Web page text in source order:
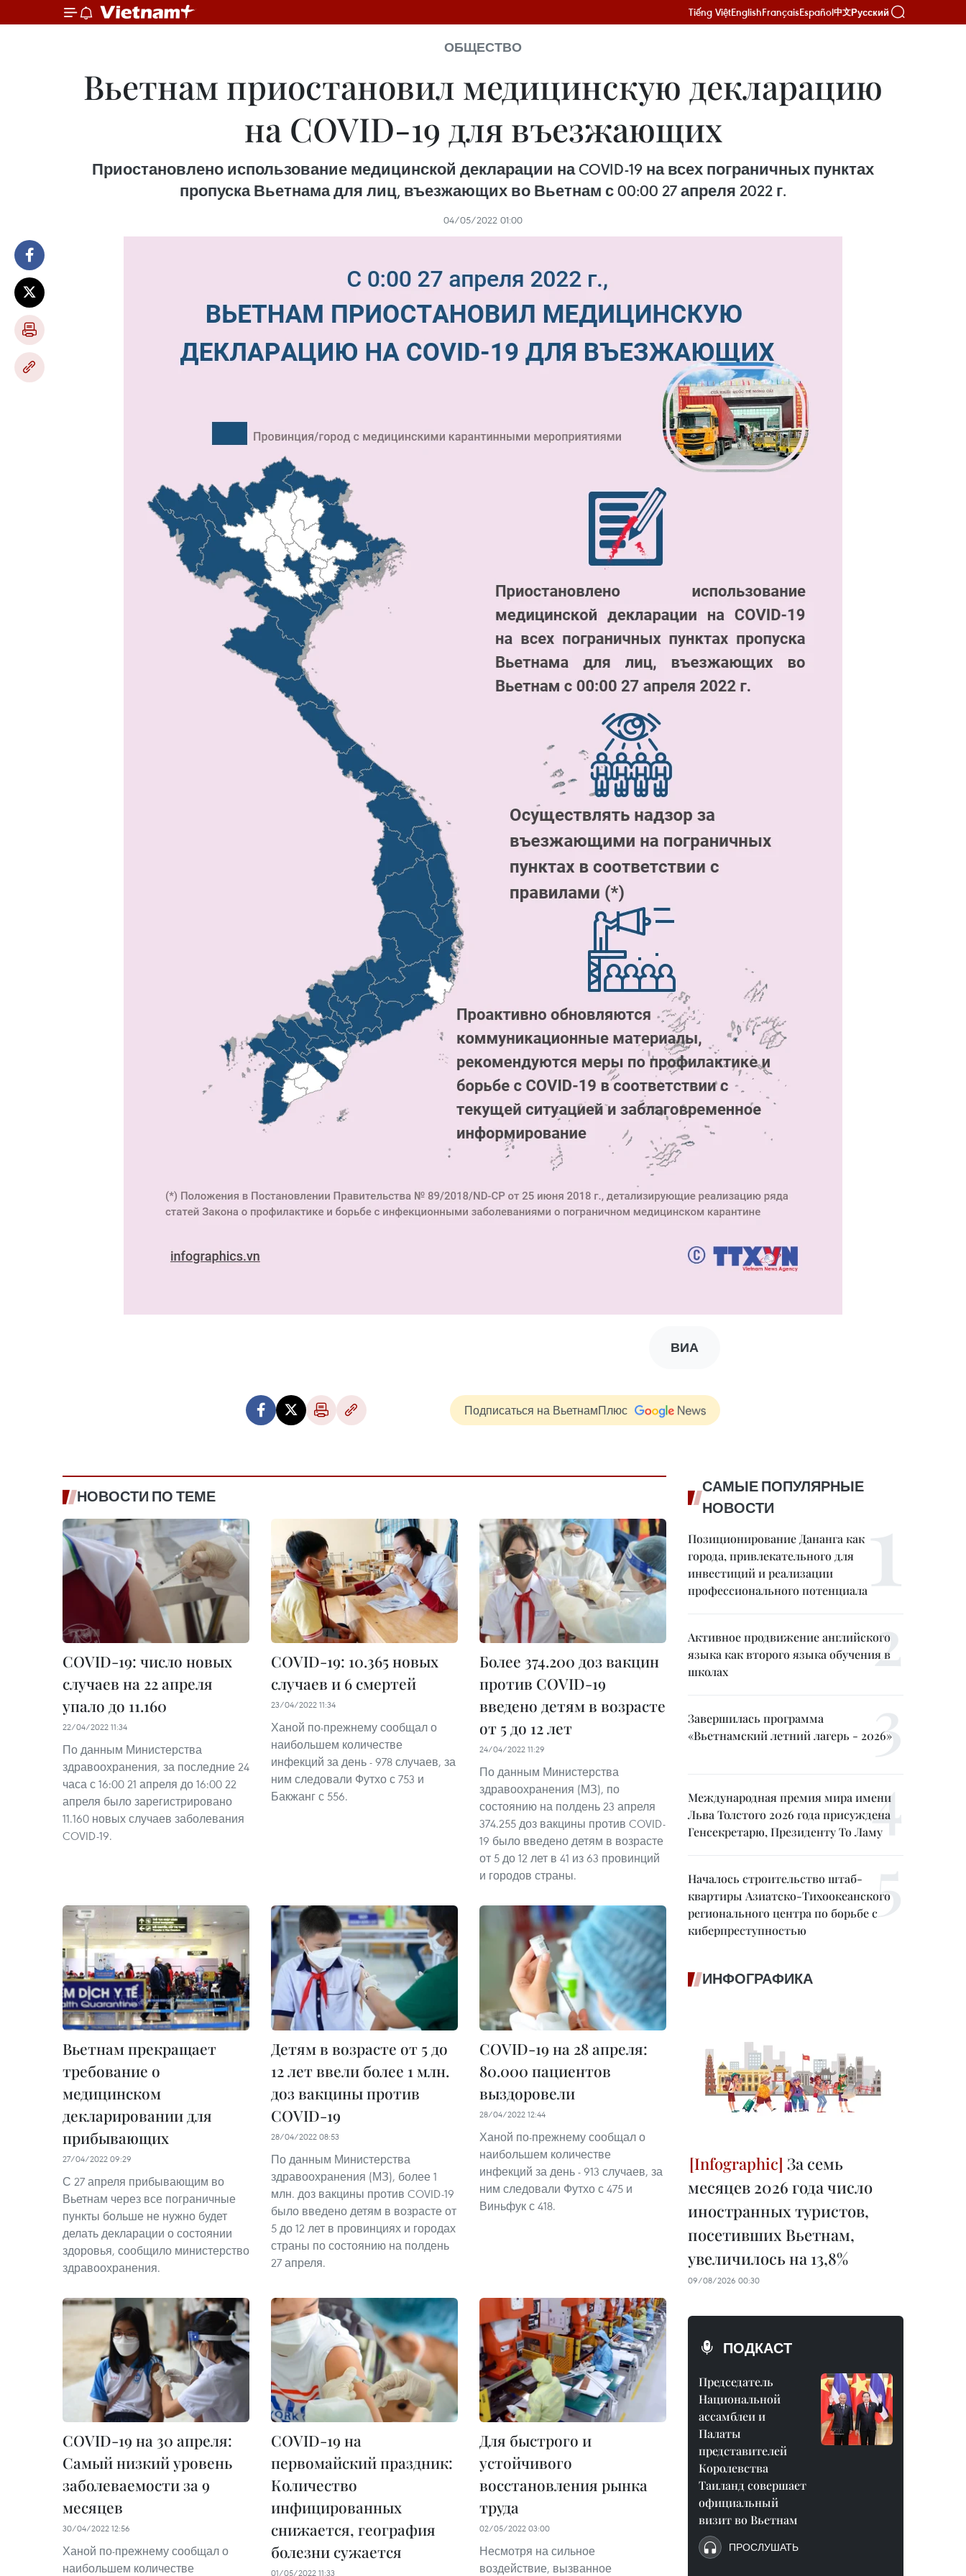
Tiếng ViệtEnglishFrançaisEspañol中文Русский
ОБЩЕСТВО
Вьетнам приостановил медицинскую декларацию
на COVID-19 для въезжающих
Приостановлено использование медицинской декларации на COVID-19 на всех пограничных пунктах
пропуска Вьетнама для лиц, въезжающих во Вьетнам с 00:00 27 апреля 2022 г.
04/05/2022 01:00
ВИА
Подписаться на ВьетнамПлюс
НОВОСТИ ПО ТЕМЕ
COVID-19: число новых
случаев на 22 апреля
упало до 11.160
22/04/2022 11:34
По данным Министерства
здравоохранения, за последние 24
часа с 16:00 21 апреля до 16:00 22
апреля было зарегистрировано
11.160 новых случаев заболевания
COVID-19.
COVID-19: 10.365 новых
случаев и 6 смертей
23/04/2022 11:34
Ханой по-прежнему сообщал о
наибольшем количестве
инфекций за день - 978 случаев, за
ним следовали Футхо с 753 и
Бакжанг с 556.
Более 374.200 доз вакцин
против COVID-19
введено детям в возрасте
от 5 до 12 лет
24/04/2022 11:29
По данным Министерства
здравоохранения (МЗ), по
состоянию на полдень 23 апреля
374.255 доз вакцины против COVID-
19 было введено детям в возрасте
от 5 до 12 лет в 41 из 63 провинций
и городов страны.
Вьетнам прекращает
требование о
медицинском
декларировании для
прибывающих
27/04/2022 09:29
С 27 апреля прибывающим во
Вьетнам через все пограничные
пункты больше не нужно будет
делать декларации о состоянии
здоровья, сообщило министерство
здравоохранения.
Детям в возрасте от 5 до
12 лет ввели более 1 млн.
доз вакцины против
COVID-19
28/04/2022 08:53
По данным Министерства
здравоохранения (МЗ), более 1
млн. доз вакцины против COVID-19
было введено детям в возрасте от
5 до 12 лет в провинциях и городах
страны по состоянию на полдень
27 апреля.
COVID-19 на 28 апреля:
80.000 пациентов
выздоровели
28/04/2022 12:44
Ханой по-прежнему сообщал о
наибольшем количестве
инфекций за день - 913 случаев, за
ним следовали Футхо с 475 и
Виньфук с 418.
COVID-19 на 30 апреля:
Самый низкий уровень
заболеваемости за 9
месяцев
30/04/2022 12:56
Ханой по-прежнему сообщал о
наибольшем количестве
COVID-19 на
первомайский праздник:
Количество
инфицированных
снижается, география
болезни сужается
01/05/2022 11:33
Для быстрого и
устойчивого
восстановления рынка
труда
02/05/2022 03:00
Несмотря на сильное
воздействие, вызванное
САМЫЕ ПОПУЛЯРНЫЕ
НОВОСТИ
Позиционирование Дананга как
города, привлекательного для
инвестиций и реализации
профессионального потенциала
Активное продвижение английского
языка как второго языка обучения в
школах
Завершилась программа
«Вьетнамский летний лагерь - 2026»
Международная премия мира имени
Льва Толстого 2026 года присуждена
Генсекретарю, Президенту То Ламу
Началось строительство штаб-
квартиры Азиатско-Тихоокеанского
регионального центра по борьбе с
киберпреступностью
ИНФОГРАФИКА
За семь
месяцев 2026 года число
иностранных туристов,
посетивших Вьетнам,
увеличилось на 13,8%
09/08/2026 00:30
ПОДКАСТ
Председатель
Национальной
ассамблеи и
Палаты
представителей
Королевства
Таиланд совершает
официальный
визит во Вьетнам
ПРОСЛУШАТЬ